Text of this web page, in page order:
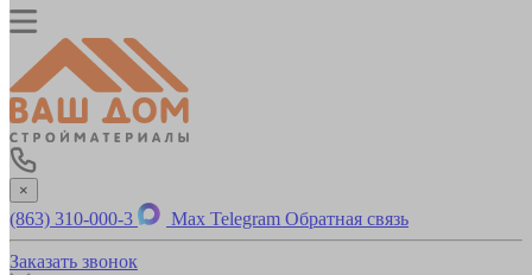
×
(863) 310-000-3 Max Telegram Обратная связь
Заказать звонок